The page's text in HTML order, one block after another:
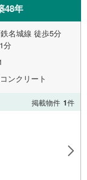
48年
名城線 徒歩5分
分
ンクリート
掲載物件 1件